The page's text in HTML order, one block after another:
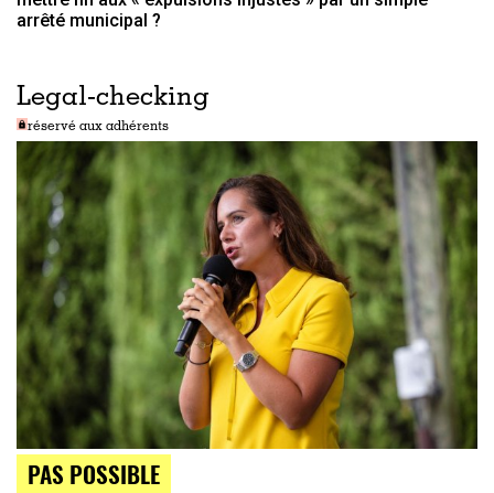
arrêté municipal ?
Legal-checking
réservé aux adhérents
PAS POSSIBLE